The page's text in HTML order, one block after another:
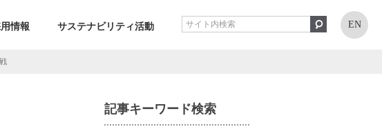
情報 サステナビリティ活動 EN
記事キーワード検索